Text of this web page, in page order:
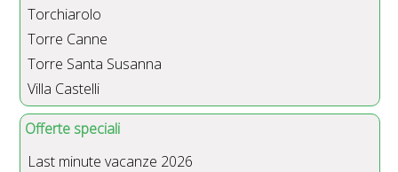
Torchiarolo
Torre Canne
Torre Santa Susanna
Villa Castelli
Offerte speciali
Last minute vacanze 2026